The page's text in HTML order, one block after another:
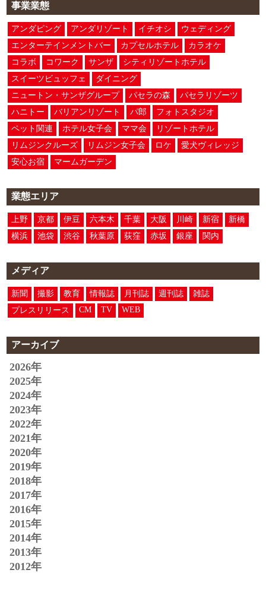
事業業態
アンダピング アンダリゾート イチオシ
ウェディング
エンターテインメントバー
カプセルホテル
カラオケ
コラボ
コワーク サンザ
シティリゾートホテル
スイーツビュッフェ
ダイニング
ニュートン・サンザグループ
パセラの森
パセラリゾーツ
ハニトー
バリアンリゾート パ郎
フォトスタジオ
ペット関連
ホテル女子会 ママ会
リゾートホテル
リムジンクルーズ
リムジン女子会 ロケ
愛犬ヴィレッジ
安心お宿
マームガーデン
業態エリア
上野 京都 伊豆 六本木 千葉 大阪 川崎 新宿
新橋
横浜
池袋 渋谷 秋葉原 荻窪 赤坂 銀座 関内
メディア
新聞 撮影 教育 情報誌 月刊誌 週刊誌
雑誌
プレスリリース
CM TV WEB
アーカイブ
2026年
2025年
2024年
2023年
2022年
2021年
2020年
2019年
2018年
2017年
2016年
2015年
2014年
2013年
2012年